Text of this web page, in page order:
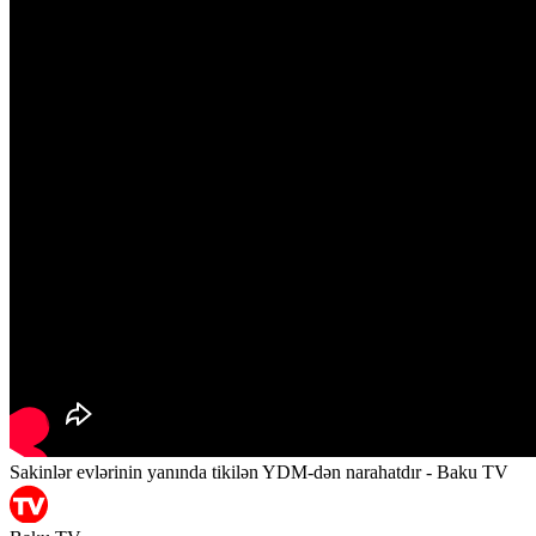
Sakinlər evlərinin yanında tikilən YDM-dən narahatdır - Baku TV